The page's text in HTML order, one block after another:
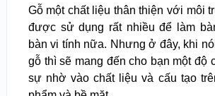
Gỗ một chất liệu thân thiện với môi
được sử dụng rất nhiều để làm
bàn vi tính nữa. Nhưng ở đây, khi
gỗ thì sẽ mang đến cho bạn một độ
sự nhờ vào chất liệu và cấu tạo